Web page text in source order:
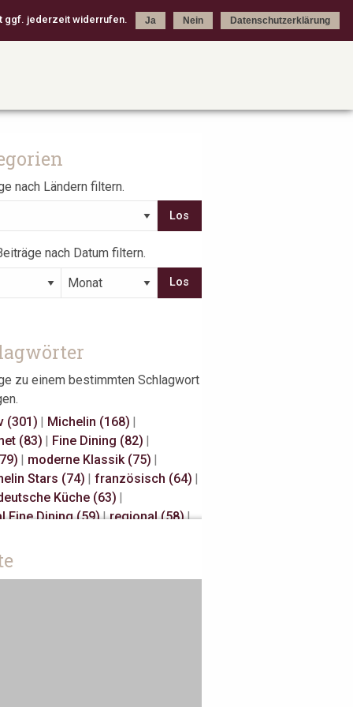
nach Ländern filtern.
nach Datum filtern.
zu einem bestimmten Schlagwort
(301)
Michelin (168)
(83)
Fine Dining (82)
moderne Klassik (75)
Stars (74)
|französisch (64)
Küche (63)
Fine Dining (59)|regional (58)|
(29)
ggf. jederzeit widerrufen. Ja Nein Datenschutzerklärung